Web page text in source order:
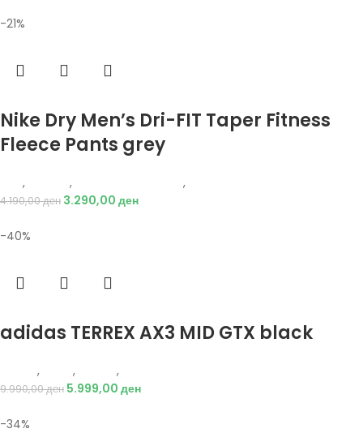
-21%
Nike Dry Men’s Dri-FIT Taper Fitness
Fleece Pants grey
, , ,
4.190,00ден 3.290,00 ден
-40%
adidas TERREX AX3 MID GTX black
, , ,
9.990,00ден 5.999,00 ден
-34%